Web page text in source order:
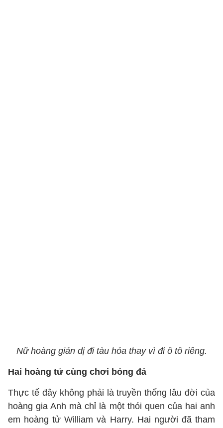
Nữ hoàng giản dị đi tàu hỏa thay vì đi ô tô riêng.
Hai hoàng tử cùng chơi bóng đá
Thực tế đây không phải là truyền thống lâu đời của
hoàng gia Anh mà chỉ là một thói quen của hai anh
em hoàng tử William và Harry. Hai người đã tham